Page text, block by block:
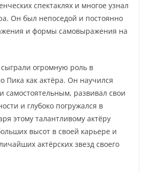
спектаклях и многое узнал
Он был непоседой и постоянно
и формы самовыражения на
огромную роль в
Пика как актёра. Он научился
самостоятельным, развивал свои
и глубоко погружался в
этому талантливому актёру
высот в своей карьере и
актёрских звезд своего